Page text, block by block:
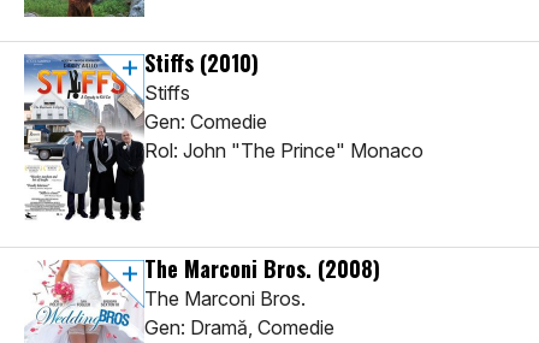
Stiffs (2010)
Stiffs
Gen: Comedie
Rol: John "The Prince" Monaco
The Marconi Bros. (2008)
The Marconi Bros.
Gen: Dramă, Comedie